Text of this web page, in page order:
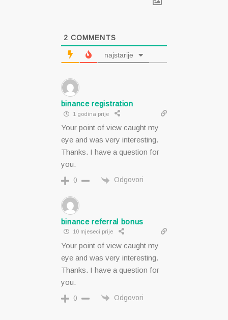
2 COMMENTS
najstarije
binance registration
1 godina prije
Your point of view caught my
eye and was very interesting.
Thanks. I have a question for
you.
0 Odgovori
binance referral bonus
10 mjeseci prije
Your point of view caught my
eye and was very interesting.
Thanks. I have a question for
you.
0 Odgovori